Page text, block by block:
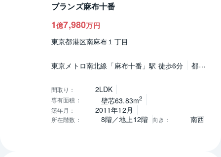
ブランズ麻布十番
1億7,980万円
東京都港区南麻布１丁目
東京メトロ南北線「麻布十番」駅 徒歩6分
都営
間取り ： 2LDK
専有面積 ： 壁芯63.83m2
築年月 ： 2011年12月
所在階数 ： 8階／地上12階 向き ： 南西